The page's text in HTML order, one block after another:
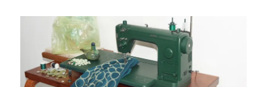
メ
ン
テ
ナ